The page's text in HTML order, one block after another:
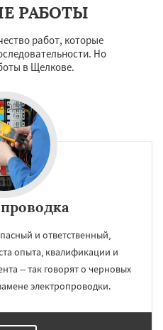
Родники
РАБОТЫ
работ, которые
Но
в Щелкове.
и ответственный,
опыта, квалификации и
-- так говорят о черновых
электропроводки.
персональных данных